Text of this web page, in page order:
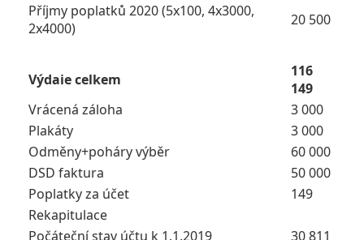
Příjmy poplatků 2020 (5x100, 4x3000,
2x4000)
20 500
Výdaie celkem
116
149
Vrácená záloha
3 000
Plakáty
3 000
Odměny+poháry výběr
60 000
DSD faktura
50 000
Poplatky za účet
149
Rekapitulace
Počáteční stav účtu k 1.1.2019
30 811